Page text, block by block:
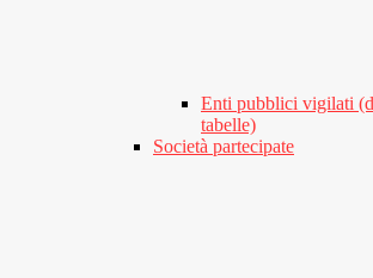
Enti pubblici vigilati
tabelle)
Società partecipate